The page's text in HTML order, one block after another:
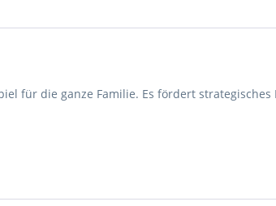
für die ganze Familie. Es fördert